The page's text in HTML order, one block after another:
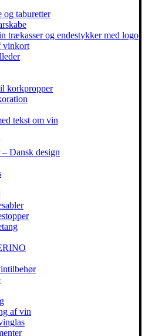
og taburetter
trækasser og endestykker med logo
vinkort
korkpropper
tekst om vin
Dansk design
af vin